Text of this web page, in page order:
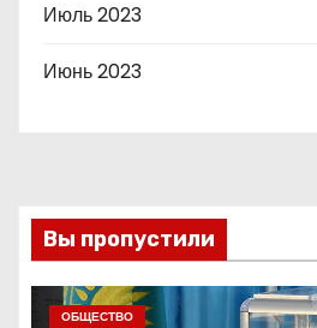
Июль 2023
Июнь 2023
Вы пропустили
ОБЩЕСТВО